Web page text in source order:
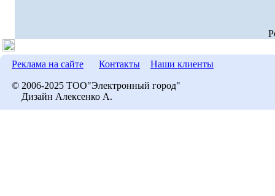
Реклама на сайте Контакты Наши клиенты
© 2006-2025 ТОО"Электронный город"
Дизайн Алексенко А.